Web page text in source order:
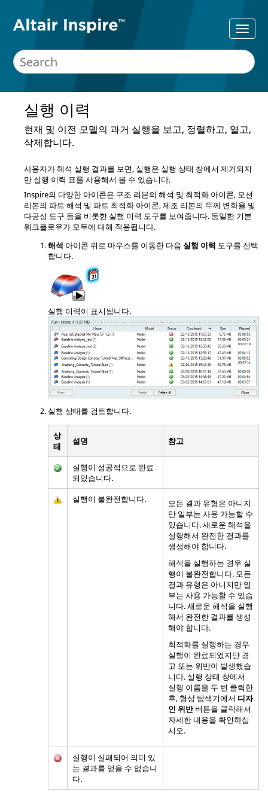
실행 이력
현재 및 이전 모델의 과거 실행을 보고, 정렬하고, 열고,
삭제합니다.
사용자가 해석 실행 결과를 보면, 실행은 실행 상태 창에서 제거되지
만 실행 이력 표를 사용해서 볼 수 있습니다.
Inspire의 다양한 아이콘은 구조 리본의 해석 및 최적화 아이콘, 모션
리본의 파트 해석 및 파트 최적화 아이콘, 제조 리본의 두께 변화율 및
다공성 도구 등을 비롯한 실행 이력 도구를 보여줍니다. 동일한 기본
워크플로우가 모두에 대해 적용됩니다.
해석 아이콘 위로 마우스를 이동한 다음 실행 이력 도구를 선택
합니다.
실행 이력이 표시됩니다.
실행 상태를 검토합니다.
상
태
설명 참고
실행이 성공적으로 완료
되었습니다.
실행이 불완전합니다.
모든 결과 유형은 아니지
만 일부는 사용 가능할 수
있습니다. 새로운 해석을
실행해서 완전한 결과를
생성해야 합니다.
해석을 실행하는 경우 실
행이 불완전합니다. 모든
결과 유형은 아니지만 일
부는 사용 가능할 수 있습
니다. 새로운 해석을 실행
해서 완전한 결과를 생성
해야 합니다.
최적화를 실행하는 경우
실행이 완료되었지만 경
고 또는 위반이 발생했습
니다. 실행 상태 창에서
실행 이름을 두 번 클릭한
후, 형상 탐색기에서 디자
인 위반버튼을 클릭해서
자세한 내용을 확인하십
시오.
실행이 실패되어 의미 있
는 결과를 얻을 수 없습니
다.